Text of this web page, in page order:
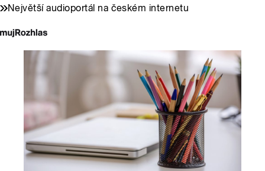
Největší audioportál na českém internetu